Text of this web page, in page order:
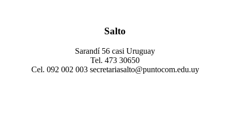
Salto
Sarandí 56 casi Uruguay
Tel. 473 30650
Cel. 092 002 003 secretariasalto@puntocom.edu.uy